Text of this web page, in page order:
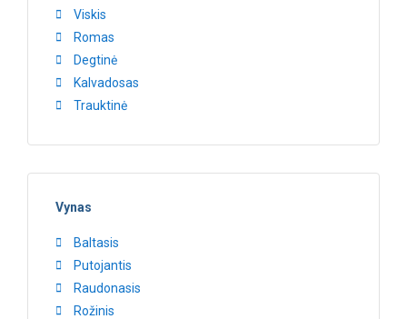
Viskis
Romas
Degtinė
Kalvadosas
Trauktinė
Vynas
Baltasis
Putojantis
Raudonasis
Rožinis